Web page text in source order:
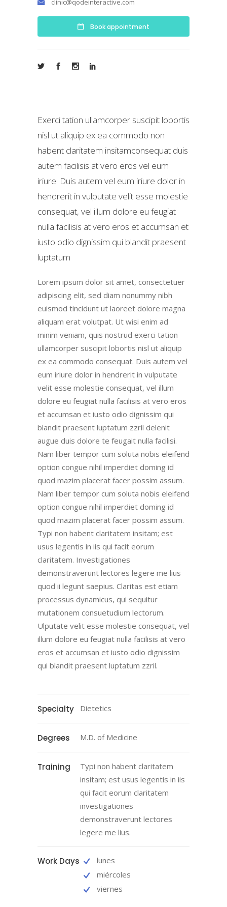
clinic@qodeinteractive.com
Book appointment
Exerci tation ullamcorper suscipit lobortis
nisl ut aliquip ex ea commodo non
habent claritatem insitamconsequat duis
autem facilisis at vero eros vel eum
iriure. Duis autem vel eum iriure dolor in
hendrerit in vulputate velit esse molestie
consequat, vel illum dolore eu feugiat
nulla facilisis at vero eros et accumsan et
iusto odio dignissim qui blandit praesent
luptatum
Lorem ipsum dolor sit amet, consectetuer
adipiscing elit, sed diam nonummy nibh
euismod tincidunt ut laoreet dolore magna
aliquam erat volutpat. Ut wisi enim ad
minim veniam, quis nostrud exerci tation
ullamcorper suscipit lobortis nisl ut aliquip
ex ea commodo consequat. Duis autem vel
eum iriure dolor in hendrerit in vulputate
velit esse molestie consequat, vel illum
dolore eu feugiat nulla facilisis at vero eros
et accumsan et iusto odio dignissim qui
blandit praesent luptatum zzril delenit
augue duis dolore te feugait nulla facilisi.
Nam liber tempor cum soluta nobis eleifend
option congue nihil imperdiet doming id
quod mazim placerat facer possim assum.
Nam liber tempor cum soluta nobis eleifend
option congue nihil imperdiet doming id
quod mazim placerat facer possim assum.
Typi non habent claritatem insitam; est
usus legentis in iis qui facit eorum
claritatem. Investigationes
demonstraverunt lectores legere me lius
quod ii legunt saepius. Claritas est etiam
processus dynamicus, qui sequitur
mutationem consuetudium lectorum.
Ulputate velit esse molestie consequat, vel
illum dolore eu feugiat nulla facilisis at vero
eros et accumsan et iusto odio dignissim
qui blandit praesent luptatum zzril.
Specialty Dietetics
Degrees M.D. of Medicine
Training
Typi non habent claritatem
insitam; est usus legentis in iis
qui facit eorum claritatem
investigationes
demonstraverunt lectores
legere me lius.
Work Days
lunes
miércoles
viernes